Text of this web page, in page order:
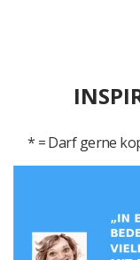
* = Darf gerne